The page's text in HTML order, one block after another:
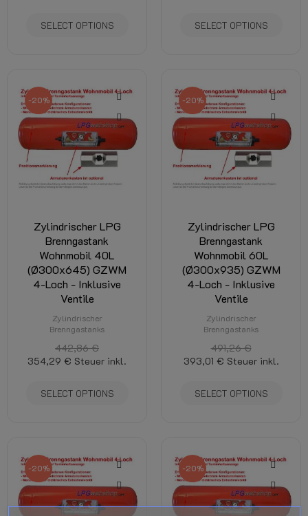
SELECT OPTIONS SELECT OPTIONS
-20%
Zylindrischer LPG
Brenngastank
Wohnmobil 40L
(Ø300x645) GZWM
4-Loch - Inklusive
Ventile
Zylindrischer
Brenngastanks
442,86 €
354,29 € Steuer inkl.
SELECT OPTIONS
-20%
Zylindrischer LPG
Brenngastank
Wohnmobil 60L
(Ø300x935) GZWM
4-Loch - Inklusive
Ventile
Zylindrischer
Brenngastanks
491,26 €
393,01 € Steuer inkl.
SELECT OPTIONS
-20% -20%